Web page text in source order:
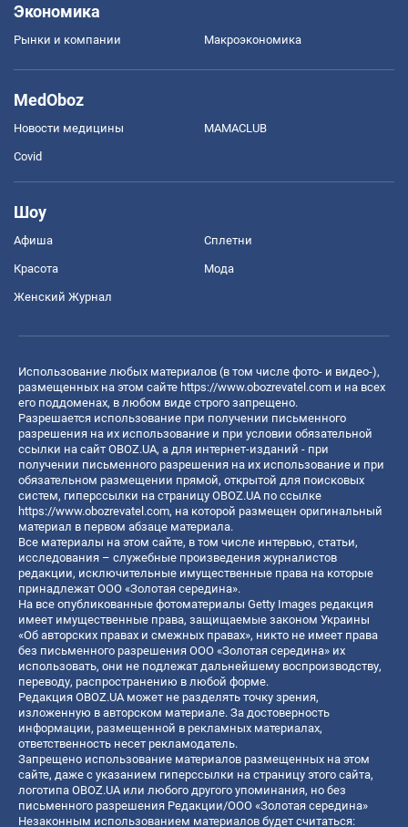
Экономика
Рынки и компании Mакроэкономика
MedOboz
Новости медицины MAMACLUB
Covid
Шоу
Афиша Сплетни
Красота Мода
Женский Журнал
Использование любых материалов (в том числе фото- и видео-),
размещенных на этом сайте https://www.obozrevatel.com и на всех
его поддоменах, в любом виде строго запрещено.
Разрешается использование при получении письменного
разрешения на их использование и при условии обязательной
ссылки на сайт OBOZ.UA, а для интернет-изданий - при
получении письменного разрешения на их использование и при
обязательном размещении прямой, открытой для поисковых
систем, гиперссылки на страницу OBOZ.UA по ссылке
https://www.obozrevatel.com, на которой размещен оригинальный
материал в первом абзаце материала.
Все материалы на этом сайте, в том числе интервью, статьи,
исследования – служебные произведения журналистов
редакции, исключительные имущественные права на которые
принадлежат ООО «Золотая середина».
На все опубликованные фотоматериалы Getty Images редакция
имеет имущественные права, защищаемые законом Украины
«Об авторских правах и смежных правах», никто не имеет права
без письменного разрешения ООО «Золотая середина» их
использовать, они не подлежат дальнейшему воспроизводству,
переводу, распространению в любой форме.
Редакция OBOZ.UA может не разделять точку зрения,
изложенную в авторском материале. За достоверность
информации, размещенной в рекламных материалах,
ответственность несет рекламодатель.
Запрещено использование материалов размещенных на этом
сайте, даже с указанием гиперссылки на страницу этого сайта,
логотипа OBOZ.UA или любого другого упоминания, но без
письменного разрешения Редакции/ООО «Золотая середина»
Незаконным использованием материалов будет считаться: